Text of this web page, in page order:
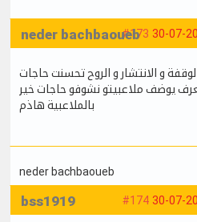
#173 30-07-
neder bachbaoueb
و الانتشار و الروح تحسنت حاجات
يوضف ملاعبيتو نشوفو حاجات خير
بالملاعبية هاذم
neder bachbaoueb
#174 30-07-
bss1919